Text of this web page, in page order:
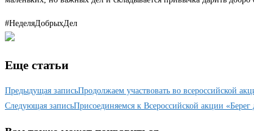
#НеделяДобрыхДел
Еще статьи
Предыдущая записьПродолжаем участвовать во всероссийской
Следующая записьПрисоединяемся к Всероссийской акции «Берег